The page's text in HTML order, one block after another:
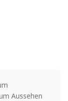
Aussehen